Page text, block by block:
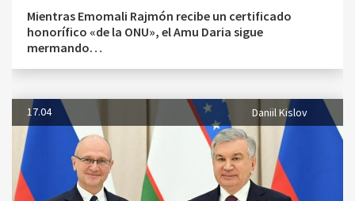
Mientras Emomali Rajmón recibe un certificado
honorífico «de la ONU», el Amu Daria sigue
mermando…
17.04 Daniil Kislov